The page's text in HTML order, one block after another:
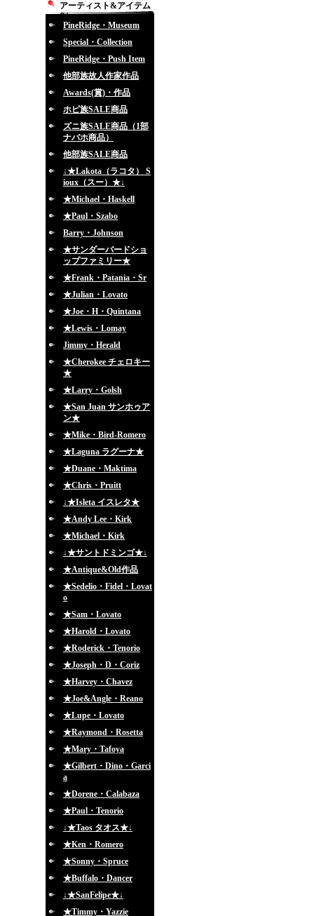
アーティスト&アイテム
別
PineRidge・Museum
Special・Collection
PineRidge・Push Item
他部族故人作家作品
Awards(賞)・作品
ホピ族SALE商品
ズニ族SALE商品（1部
ナバホ商品）
他部族SALE商品
↓★Lakota（ラコタ） S
ioux（スー）★↓
★Michael・Haskell
★Paul・Szabo
Barry・Johnson
★サンダーバードショ
ップファミリー★
★Frank・Patania・Sr
★Julian・Lovato
★Joe・H・Quintana
★Lewis・Lomay
Jimmy・Herald
★Cherokee チェロキー
★
★Larry・Golsh
★San Juan サンホゥア
ン★
★Mike・Bird-Romero
★Laguna ラグーナ★
★Duane・Maktima
★Chris・Pruitt
↓★Isleta イスレタ★
★Andy Lee・Kirk
★Michael・Kirk
↓★サントドミンゴ★↓
★Antique&Old作品
★Sedelio・Fidel・Lovat
o
★Sam・Lovato
★Harold・Lovato
★Roderick・Tenorio
★Joseph・D・Coriz
★Harvey・Chavez
★Joe&Angle・Reano
★Lupe・Lovato
★Raymond・Rosetta
★Mary・Tafoya
★Gilbert・Dino・Garci
a
★Dorene・Calabaza
★Paul・Tenorio
↓★Taos タオス★↓
★Ken・Romero
★Sonny・Spruce
★Buffalo・Dancer
↓★SanFelipe★↓
★Timmy・Yazzie